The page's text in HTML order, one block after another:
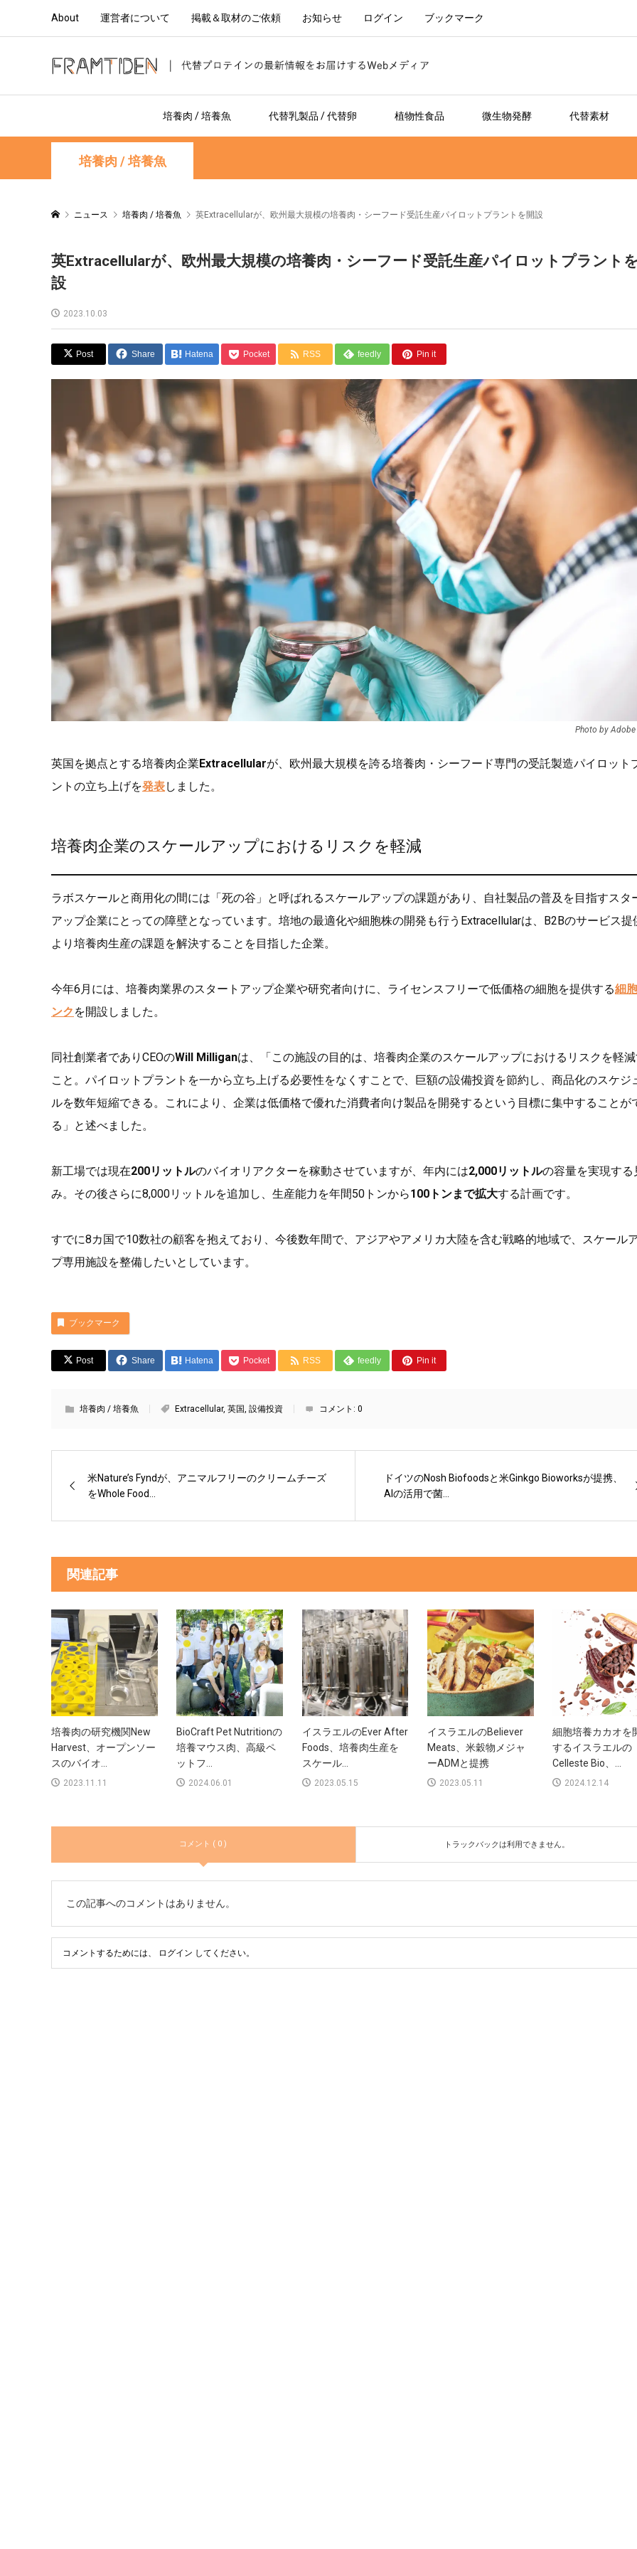
About 運営者について 掲載＆取材のご依頼 お知らせ ログイン ブックマーク
培養肉 / 培養魚 代替乳製品 / 代替卵 植物性食品 微生物発酵 代替素材
培養肉 / 培養魚
ニュース 培養肉 / 培養魚 英Extracellularが、欧州最大規模の培養肉・シーフード受託生産パイロットプラントを開設
英Extracellularが、欧州最大規模の培養肉・シーフード受託生産パイロットプラント
設
2023.10.03
Post Share Hatena Pocket RSS feedly Pin it
Photo by
英国を拠点とする培養肉企業Extracellularが、欧州最大規模を誇る培養肉・シーフード専門の受託製造パイロット
ントの立ち上げを発表しました。
培養肉企業のスケールアップにおけるリスクを軽減
ラボスケールと商用化の間には「死の谷」と呼ばれるスケールアップの課題があり、自社製品の普及を目指すスタ
アップ企業にとっての障壁となっています。培地の最適化や細胞株の開発も行うExtracellularは、B2Bのサービス提
より培養肉生産の課題を解決することを目指した企業。
今年6月には、培養肉業界のスタートアップ企業や研究者向けに、ライセンスフリーで低価格の細胞を提供する細
ンク を開設しました。
同社創業者でありCEOのWill Milliganは、「この施設の目的は、培養肉企業のスケールアップにおけるリスクを軽
こと。パイロットプラントを一から立ち上げる必要性をなくすことで、巨額の設備投資を節約し、商品化のスケジ
ルを数年短縮できる。これにより、企業は低価格で優れた消費者向け製品を開発するという目標に集中することが
る」と述べました。
新工場では現在200リットルのバイオリアクターを稼動させていますが、年内には2,000リットルの容量を実現する
み。その後さらに8,000リットルを追加し、生産能力を年間50トンから100トンまで拡大する計画です。
すでに8カ国で10数社の顧客を抱えており、今後数年間で、アジアやアメリカ大陸を含む戦略的地域で、スケール
プ専用施設を整備したいとしています。
ブックマーク
Post Share Hatena Pocket RSS feedly Pin it
培養肉 / 培養魚 Extracellular, 英国, 設備投資 コメント: 0
米Nature’s Fyndが、アニマルフリーのクリームチーズ
をWhole Food...
ドイツのNosh Biofoodsと米Ginkgo Bioworksが提携、
AIの活用で菌...
関連記事
培養肉の研究機関New
Harvest、オープンソー
スのバイオ...
2023.11.11
BioCraft Pet Nutritionの
培養マウス肉、高級ペ
ットフ...
2024.06.01
イスラエルのEver After
Foods、培養肉生産を
スケール...
2023.05.15
イスラエルのBeliever
Meats、米穀物メジャ
ーADMと提携
2023.05.11
細胞培養カカオを
するイスラエルの
Celleste Bio、...
2024.12.14
コメント ( 0 ) トラックバックは利用できません。
この記事へのコメントはありません。
コメントするためには、 ログイン してください。